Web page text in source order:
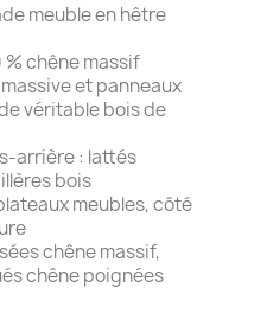
meuble en hêtre
% chêne massif
et panneaux
véritable bois de
arrière : lattés
bois
meubles, côté
chêne massif,
chêne poignées